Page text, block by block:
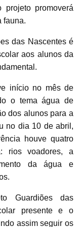
promoverá
fauna.
das Nascentes é
aos alunos da
início no mês de
o tema água de
dos alunos para a
no dia 10 de abril,
houve quatro
rios voadores, a
da água e
Guardiões das
presente e o
assim seguir os